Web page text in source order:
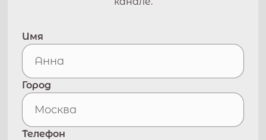
Имя
Город
Телефон